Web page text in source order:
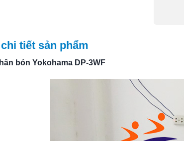
tiết sản phẩm
bón Yokohama DP-3WF